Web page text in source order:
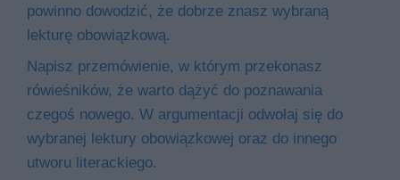
powinno dowodzić, że dobrze znasz wybraną
lekturę obowiązkową.
Napisz przemówienie, w którym przekonasz
rówieśników, że warto dążyć do poznawania
czegoś nowego. W argumentacji odwołaj się do
wybranej lektury obowiązkowej oraz do innego
utworu literackiego.